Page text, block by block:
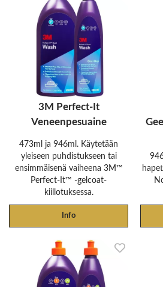
3M Perfect-It
Veneenpesuaine
473ml ja 946ml. Käytetään
yleiseen puhdistukseen tai
ensimmäisenä vaiheena 3M™
Perfect‐It™ -gelcoat-
kiillotuksessa.
Info